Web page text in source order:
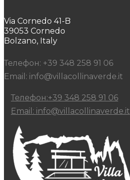
Via Cornedo 41-B
39053 Cornedo
Bolzano, Italy
Телефон: +39 348 258 91 06
Email: info@villacollinaverde.it
Телефон:+39 348 258 91 06
Email: info@villacollinaverde.it